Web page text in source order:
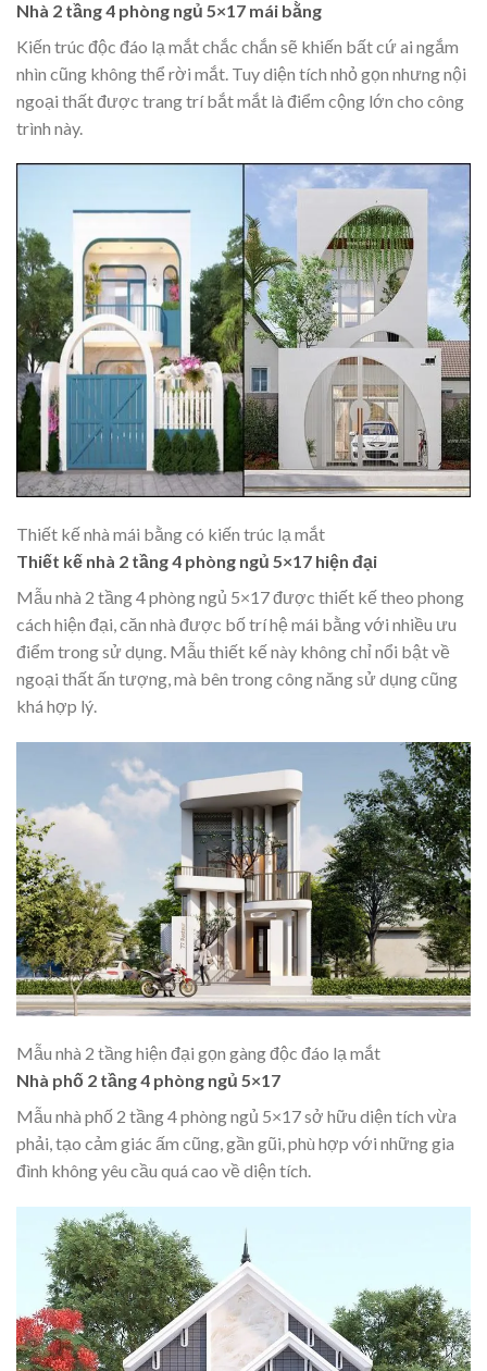
Nhà 2 tầng 4 phòng ngủ 5×17 mái bằng
Kiến trúc độc đáo lạ mắt chắc chắn sẽ khiến bất cứ ai ngắm
nhìn cũng không thể rời mắt. Tuy diện tích nhỏ gọn nhưng nội
ngoại thất được trang trí bắt mắt là điểm cộng lớn cho công
trình này.
Thiết kế nhà mái bằng có kiến trúc lạ mắt
Thiết kế nhà 2 tầng 4 phòng ngủ 5×17 hiện đại
Mẫu nhà 2 tầng 4 phòng ngủ 5×17 được thiết kế theo phong
cách hiện đại, căn nhà được bố trí hệ mái bằng với nhiều ưu
điểm trong sử dụng. Mẫu thiết kế này không chỉ nổi bật về
ngoại thất ấn tượng, mà bên trong công năng sử dụng cũng
khá hợp lý.
Mẫu nhà 2 tầng hiện đại gọn gàng độc đáo lạ mắt
Nhà phố 2 tầng 4 phòng ngủ 5×17
Mẫu nhà phố 2 tầng 4 phòng ngủ 5×17 sở hữu diện tích vừa
phải, tạo cảm giác ấm cũng, gần gũi, phù hợp với những gia
đình không yêu cầu quá cao về diện tích.